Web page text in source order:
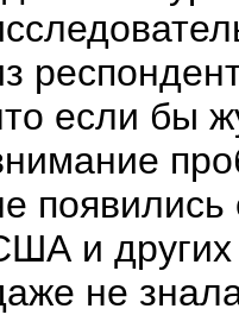
если бы
и других
не